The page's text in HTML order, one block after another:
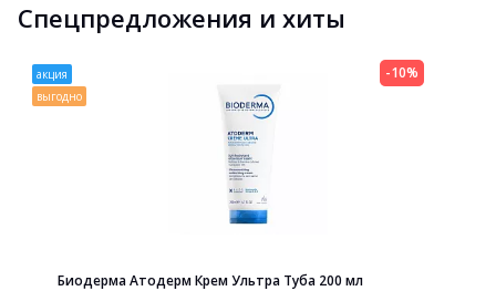
Спецпредложения и хиты
акция
выгодно
Биодерма Атодерм Крем Ультра Туба 200 мл
-10%